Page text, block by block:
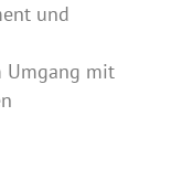
und
Umgang mit